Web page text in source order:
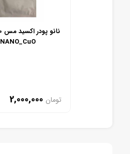
NANO_CuO
2,000,000 تومان